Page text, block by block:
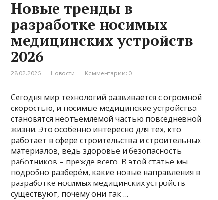
Новые тренды в
разработке носимых
медицинских устройств
2026
28.02.2026 Новости Комментарии: 0
Сегодня мир технологий развивается с огромной
скоростью, и носимые медицинские устройства
становятся неотъемлемой частью повседневной
жизни. Это особенно интересно для тех, кто
работает в сфере строительства и строительных
материалов, ведь здоровье и безопасность
работников – прежде всего. В этой статье мы
подробно разберём, какие новые направления в
разработке носимых медицинских устройств
существуют, почему они так …